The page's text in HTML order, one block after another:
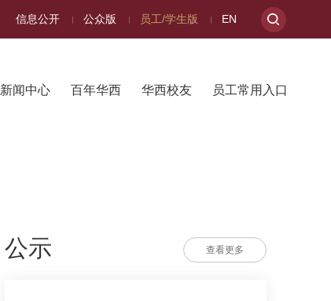
信息公开 公众版 员工/学生版 EN
新闻中心 百年华西 华西校友 员工常用入口
公示 查看更多